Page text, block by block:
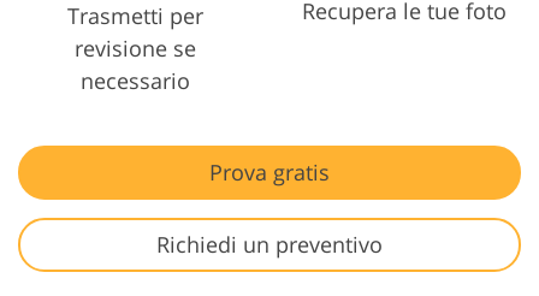
Trasmetti per
revisione se
necessario
Recupera le tue foto
Prova gratis
Richiedi un preventivo